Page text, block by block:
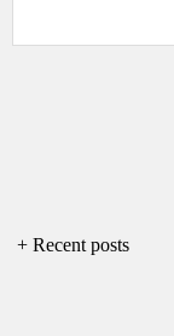
+ Recent posts